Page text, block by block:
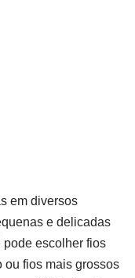
em diversos
e delicadas
pode escolher fios
ou fios mais grossos